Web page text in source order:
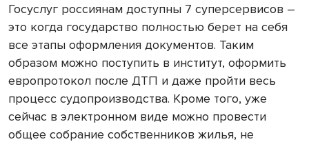
Госуслуг россиянам доступны 7 суперсервисов –
это когда государство полностью берет на себя
все этапы оформления документов. Таким
образом можно поступить в институт, оформить
европротокол после ДТП и даже пройти весь
процесс судопроизводства. Кроме того, уже
сейчас в электронном виде можно провести
общее собрание собственников жилья, не